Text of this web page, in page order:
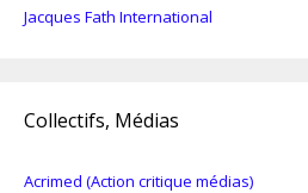
Jacques Fath International
Collectifs, Médias
Acrimed (Action critique médias)